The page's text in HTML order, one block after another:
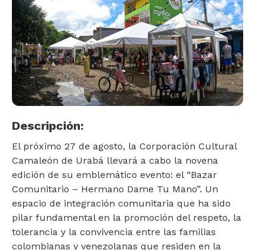
Descripción:
El próximo 27 de agosto, la Corporación Cultural
Camaleón de Urabá llevará a cabo la novena
edición de su emblemático evento: el “Bazar
Comunitario – Hermano Dame Tu Mano”. Un
espacio de integración comunitaria que ha sido
pilar fundamental en la promoción del respeto, la
tolerancia y la convivencia entre las familias
colombianas y venezolanas que residen en la